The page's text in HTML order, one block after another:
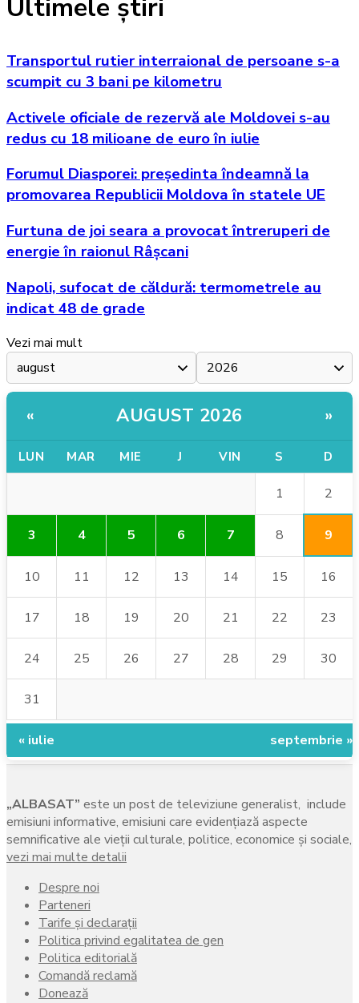
Ultimele știri
Transportul rutier interraional de persoane s-a
scumpit cu 3 bani pe kilometru
Activele oficiale de rezervă ale Moldovei s-au
redus cu 18 milioane de euro în iulie
Forumul Diasporei: președinta îndeamnă la
promovarea Republicii Moldova în statele UE
Furtuna de joi seara a provocat întreruperi de
energie în raionul Râșcani
Napoli, sufocat de căldură: termometrele au
indicat 48 de grade
Vezi mai mult
« AUGUST 2026 »
LUN MAR MIE J VIN S D
1 2
3 4 5 6 7 8 9
10 11 12 13 14 15 16
17 18 19 20 21 22 23
24 25 26 27 28 29 30
31
« iulie septembrie »
„ALBASAT” este un post de televiziune generalist, include
emisiuni informative, emisiuni care evidenţiază aspecte
semnificative ale vieţii culturale, politice, economice şi sociale,
vezi mai multe detalii
Despre noi
Parteneri
Tarife și declarații
Politica privind egalitatea de gen
Politica editorială
Comandă reclamă
Donează